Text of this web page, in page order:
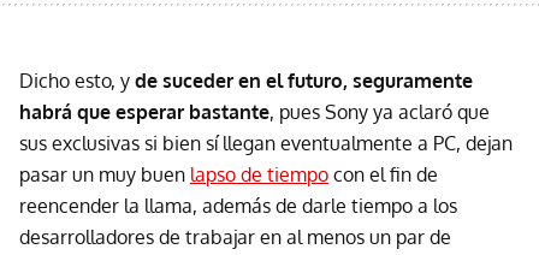
Dicho esto, y de suceder en el futuro, seguramente
habrá que esperar bastante, pues Sony ya aclaró que
sus exclusivas si bien sí llegan eventualmente a PC, dejan
pasar un muy buen lapso de tiempo con el fin de
reencender la llama, además de darle tiempo a los
desarrolladores de trabajar en al menos un par de